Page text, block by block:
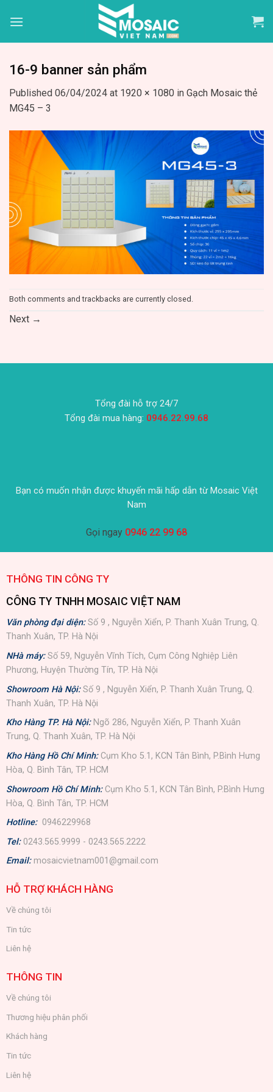
16-9 banner sản phẩm
Published 06/04/2024 at 1920 × 1080 in Gạch Mosaic thẻ
MG45 – 3
Both comments and trackbacks are currently closed.
Next →
Tổng đài hỗ trợ 24/7
Tổng đài mua hàng: 0946.22.99.68
Bạn có muốn nhận được khuyến mãi hấp dẫn từ Mosaic Việt
Nam
Gọi ngay 0946 22 99 68
THÔNG TIN CÔNG TY
CÔNG TY TNHH MOSAIC VIỆT NAM
Văn phòng đại diện:Số 9 , Nguyễn Xiển, P. Thanh Xuân Trung, Q.
Thanh Xuân, TP. Hà Nội
NHà máy: Số 59, Nguyễn Vĩnh Tích, Cụm Công Nghiệp Liên
Phương, Huyện Thường Tín, TP. Hà Nội
Showroom Hà Nội: Số 9 , Nguyễn Xiển, P. Thanh Xuân Trung, Q.
Thanh Xuân, TP. Hà Nội
Kho Hàng TP. Hà Nội: Ngõ 286, Nguyễn Xiển, P. Thanh Xuân
Trung, Q. Thanh Xuân, TP. Hà Nội
Kho Hàng Hồ Chí Minh: Cụm Kho 5.1, KCN Tân Bình, P.Bình Hưng
Hòa, Q. Bình Tân, TP. HCM
Showroom Hồ Chí Minh: Cụm Kho 5.1, KCN Tân Bình, P.Bình Hưng
Hòa, Q. Bình Tân, TP. HCM
Hotline: 0946229968
Tel: 0243.565.9999 - 0243.565.2222
Email: mosaicvietnam001@gmail.com
HỖ TRỢ KHÁCH HÀNG
Về chúng tôi
Tin tức
Liên hệ
THÔNG TIN
Về chúng tôi
Thương hiệu phân phối
Khách hàng
Tin tức
Liên hệ